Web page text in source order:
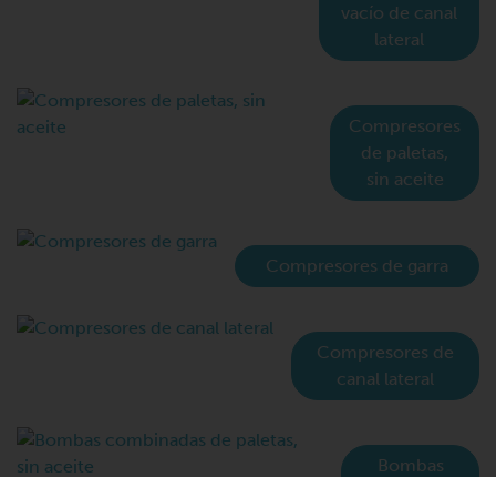
vacío de canal
lateral
Compresores
de paletas,
sin aceite
Compresores de garra
Compresores de
canal lateral
Bombas